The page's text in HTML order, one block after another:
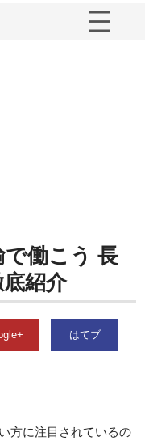
働こう 長
紹介
はてブ
方に注目されているの